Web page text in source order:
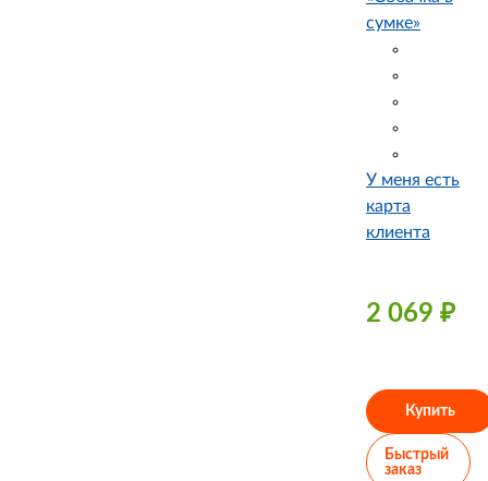
сумке»
У меня есть
карта
клиента
2 069 ₽
Купить
Быстрый
заказ